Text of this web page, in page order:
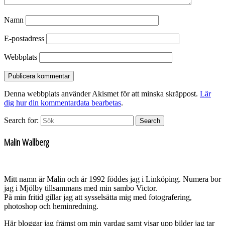
Namn
E-postadress
Webbplats
Denna webbplats använder Akismet för att minska skräppost. Lär
dig hur din kommentardata bearbetas.
Search for: Search
Malin Wallberg
Mitt namn är Malin och år 1992 föddes jag i Linköping. Numera bor
jag i Mjölby tillsammans med min sambo Victor.
På min fritid gillar jag att sysselsätta mig med fotografering,
photoshop och heminredning.
Här bloggar jag främst om min vardag samt visar upp bilder jag tar